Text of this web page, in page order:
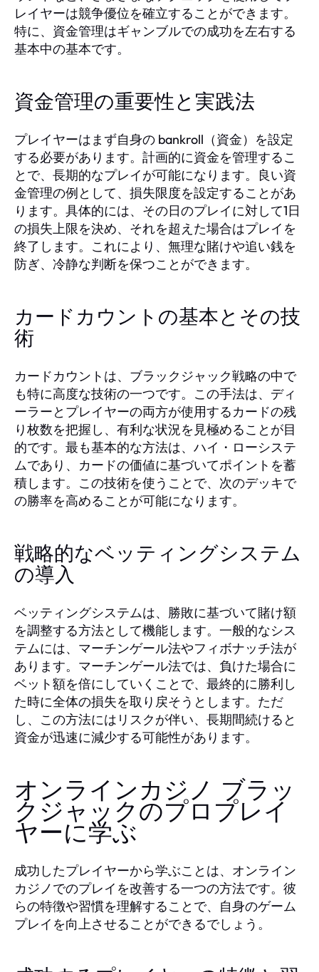
レイヤーは競争優位を確立することができます。
特に、資金管理はギャンブルでの成功を左右する
基本中の基本です。
資金管理の重要性と実践法
プレイヤーはまず自身の bankroll（資金）を設定
する必要があります。計画的に資金を管理するこ
とで、長期的なプレイが可能になります。良い資
金管理の例として、損失限度を設定することがあ
ります。具体的には、その日のプレイに対して1日
の損失上限を決め、それを超えた場合はプレイを
終了します。これにより、無理な賭けや追い銭を
防ぎ、冷静な判断を保つことができます。
カードカウントの基本とその技
術
カードカウントは、ブラックジャック戦略の中で
も特に高度な技術の一つです。この手法は、ディ
ーラーとプレイヤーの両方が使用するカードの残
り枚数を把握し、有利な状況を見極めることが目
的です。最も基本的な方法は、ハイ・ローシステ
ムであり、カードの価値に基づいてポイントを蓄
積します。この技術を使うことで、次のデッキで
の勝率を高めることが可能になります。
戦略的なベッティングシステム
の導入
ベッティングシステムは、勝敗に基づいて賭け額
を調整する方法として機能します。一般的なシス
テムには、マーチンゲール法やフィボナッチ法が
あります。マーチンゲール法では、負けた場合に
ベット額を倍にしていくことで、最終的に勝利し
た時に全体の損失を取り戻そうとします。ただ
し、この方法にはリスクが伴い、長期間続けると
資金が迅速に減少する可能性があります。
オンラインカジノ ブラッ
クジャックのプロプレイ
ヤーに学ぶ
成功したプレイヤーから学ぶことは、オンライン
カジノでのプレイを改善する一つの方法です。彼
らの特徴や習慣を理解することで、自身のゲーム
プレイを向上させることができるでしょう。